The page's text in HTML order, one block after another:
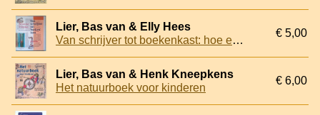
Lier, Bas van & Elly Hees
Van schrijver tot boekenkast: hoe een boek wordt gemaakt
€ 5,00
Lier, Bas van & Henk Kneepkens
Het natuurboek voor kinderen
€ 6,00